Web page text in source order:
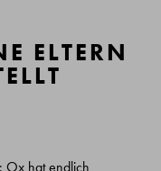
ELTERN
Ox hat endlich